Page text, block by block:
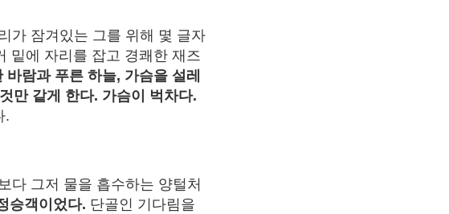
가 잠겨있는 그를 위해 몇 글자
밑에 자리를 잡고 경쾌한 재즈
바람과 푸른 하늘, 가슴을 설레
만 같게 한다. 가슴이 벅차다.
.
다 그저 물을 흡수하는 양털처
승객이었다. 단골인 기다림을